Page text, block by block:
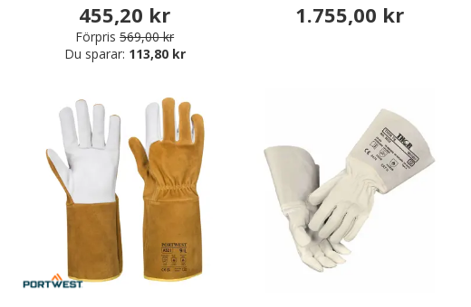
455,20 kr
Förpris 569,00 kr
Du sparar: 113,80 kr
1.755,00 kr